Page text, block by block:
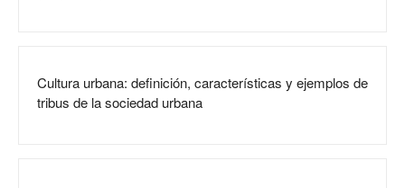
Cultura urbana: definición, características y ejemplos de
tribus de la sociedad urbana